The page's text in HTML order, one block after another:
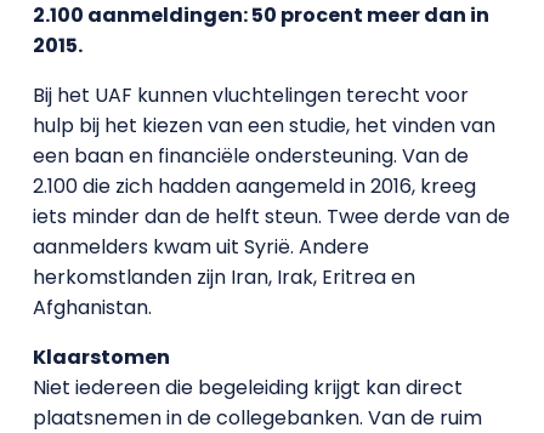
2.100 aanmeldingen: 50 procent meer dan in
2015.
Bij het UAF kunnen vluchtelingen terecht voor
hulp bij het kiezen van een studie, het vinden van
een baan en financiële ondersteuning. Van de
2.100 die zich hadden aangemeld in 2016, kreeg
iets minder dan de helft steun. Twee derde van de
aanmelders kwam uit Syrië. Andere
herkomstlanden zijn Iran, Irak, Eritrea en
Afghanistan.
Klaarstomen
Niet iedereen die begeleiding krijgt kan direct
plaatsnemen in de collegebanken. Van de ruim